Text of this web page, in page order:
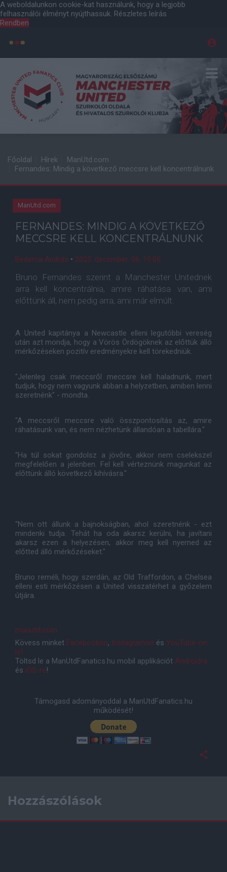
A weboldalunkon cookie-kat használunk, hogy a legjobb
felhasználói élményt nyújthassuk. Részletes leírás
Rendben
Főoldal Hírek
ManUtd.com
Fernandes: Mindig a következő meccsre kell koncentrálnunk
ManUtd.com
FERNANDES: MINDIG A KÖVETKEZŐ
MECCSRE KELL KONCENTRÁLNUNK
Bederna András • 2023. december. 06. 10:00
Bruno Fernandes szerint a Manchester Unitednek
arra kell koncentrálnia, amire ráhatása van, ami
előttünk áll, nem pedig arra, ami már elmúlt.
A United kapitánya a Newcastle elleni legutóbbi vereség
után azt mondja, hogy a Vörös Ördögöknek az előttük álló
mérkőzéseken pozitív eredményekre kell törekedniük.
"Jelenleg csak meccsről meccsre kell haladnunk, mert
tudjuk, hogy nem vagyunk abban a helyzetben, amiben lenni
szeretnénk" - mondta.
"A meccsről meccsre való összpontosítás az, amire
ráhatásunk van, és nem nézhetünk állandóan a tabellára."
"Ha túl sokat gondolsz a jövőre, akkor nem cselekszel
megfelelően a jelenben. Fel kell vérteznünk magunkat az
előttünk álló következő kihívásra."
"Nem ott állunk a bajnokságban, ahol szeretnénk - ezt
mindenki tudja. Tehát ha oda akarsz kerülni, ha javítani
akarsz ezen a helyezésen, akkor meg kell nyerned az
előtted álló mérkőzéseket."
Bruno reméli, hogy szerdán, az Old Traffordon, a Chelsea
elleni esti mérkőzésen a United visszatérhet a győzelem
útjára.
manutd.com
Kövess minket Facebookon, Instagramon és YouTube-on
is!
Töltsd le a ManUtdFanatics.hu mobil applikációt Androidra
és iOS-re!
Támogasd adományoddal a ManUtdFanatics.hu
működését!
Hozzászólások